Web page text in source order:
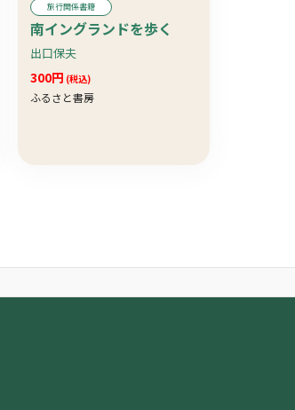
旅行関係書籍
南イングランドを歩く
出口保夫
300円 (税込)
ふるさと書房